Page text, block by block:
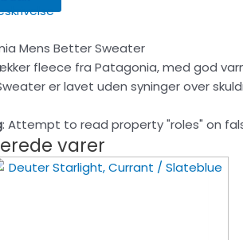
Mens Better Sweater
fleece fra Patagonia, med god
er lavet uden syninger over
: Attempt to read property "roles" on
varer